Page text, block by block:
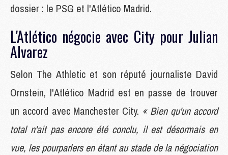
dossier : le PSG et l'Atlético Madrid.
L'Atlético négocie avec City pour Julian
Alvarez
Selon The Athletic et son réputé journaliste David
Ornstein, l'Atlético Madrid est en passe de trouver
un accord avec Manchester City. « Bien qu'un accord
total n'ait pas encore été conclu, il est désormais en
vue, les pourparlers en étant au stade de la négociation